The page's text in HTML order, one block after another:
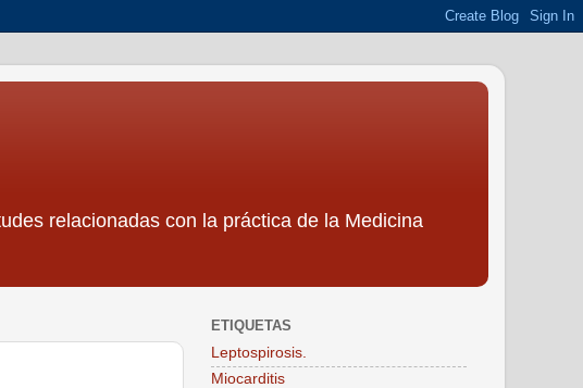
relacionadas con la práctica de la Medicina
ETIQUETAS
Leptospirosis.
Miocarditis